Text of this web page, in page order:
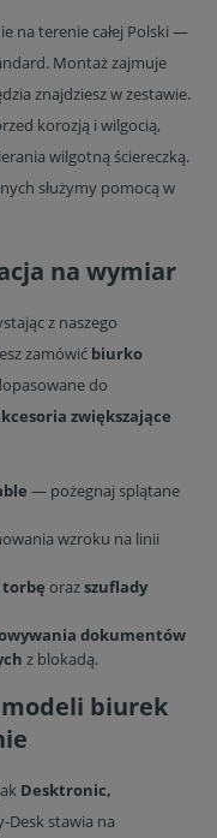
na terenie całej Polski —
Montaż zajmuje
znajdziesz w zestawie.
korozją i wilgocią,
wilgotną ściereczką.
służymy pomocą w
na wymiar
z naszego
zamówić biurko
do
zwiększające
— pożegnaj splątane
wzroku na linii
orazszuflady
dokumentów
z blokadą.
biurek
Desktronic,
Desk stawia na